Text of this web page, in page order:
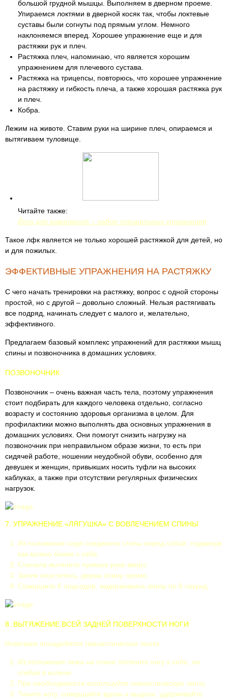
большой грудной мышцы. Выполняем в дверном проеме.
Упираемся локтями в дверной косяк так, чтобы локтевые
суставы были согнуты под прямым углом. Немного
наклоняемся вперед. Хорошее упражнение еще и для
растяжки рук и плеч.
Растяжка плеч, напоминаю, что является хорошим
упражнением для плечевого сустава.
Растяжка на трицепсы, повторюсь, что хорошее упражнение
на растяжку и гибкость плеча, а также хорошая растяжка рук
и плеч.
Кобра.
Лежим на животе. Ставим руки на ширине плеч, опираемся и
вытягиваем туловище.
Читайте также:
Йога для равновесия – набор специальных упражнений
Такое лфк является не только хорошей растяжкой для детей, но
и для пожилых.
ЭФФЕКТИВНЫЕ УПРАЖНЕНИЯ НА РАСТЯЖКУ
С чего начать тренировки на растяжку, вопрос с одной стороны
простой, но с другой – довольно сложный. Нельзя растягивать
все подряд, начинать следует с малого и, желательно,
эффективного.
Предлагаем базовый комплекс упражнений для растяжки мышц
спины и позвоночника в домашних условиях.
ПОЗВОНОЧНИК
Позвоночник – очень важная часть тела, поэтому упражнения
стоит подбирать для каждого человека отдельно, согласно
возрасту и состоянию здоровья организма в целом. Для
профилактики можно выполнять два основных упражнения в
домашних условиях. Они помогут снизить нагрузку на
позвоночник при неправильном образе жизни, то есть при
сидячей работе, ношении неудобной обуви, особенно для
девушек и женщин, привыкших носить туфли на высоких
каблуках, а также при отсутствии регулярных физических
нагрузок.
7. УПРАЖНЕНИЕ «ЛЯГУШКА» С ВОВЛЕЧЕНИЕМ СПИНЫ
Из положения сидя соедините стопы перед собой, подвинув
как можно ближе к себе.
Сначала вытяните прямые руки вверх.
Затем опуститесь, держа спину прямо.
Совершите 6 подходов, задерживаясь внизу по 6 секунд.
8. ВЫТЯЖЕНИЕ ВСЕЙ ЗАДНЕЙ ПОВЕРХНОСТИ НОГИ
Новичкам понадобится гимнастическая лента.
Из положения лежа на спине потяните ногу к себе, не
сгибая в колене.
При необходимости используйте гимнастическую ленту.
Тяните ногу, совершайте вдохи и выдохи, удерживайте